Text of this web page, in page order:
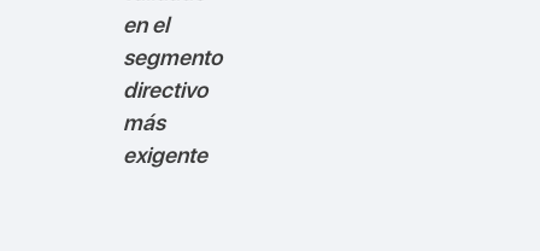
en el
segmento
directivo
más
exigente